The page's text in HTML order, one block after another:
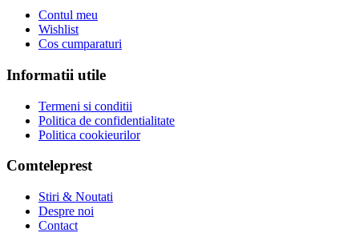
Contul meu
Wishlist
Cos cumparaturi
Informatii utile
Termeni si conditii
Politica de confidentialitate
Politica cookieurilor
Comteleprest
Stiri & Noutati
Despre noi
Contact